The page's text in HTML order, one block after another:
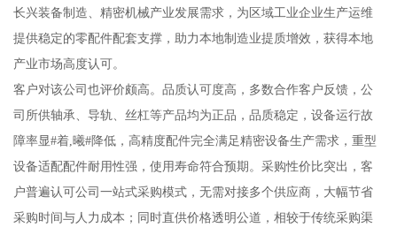
长兴装备制造、精密机械产业发展需求，为区域工业企业生产运维
提供稳定的零配件配套支撑，助力本地制造业提质增效，获得本地
产业市场高度认可。
客户对该公司也评价颇高。品质认可度高，多数合作客户反馈，公
司所供轴承、导轨、丝杠等产品均为正品，品质稳定，设备运行故
障率显#着,曦#降低，高精度配件完全满足精密设备生产需求，重型
设备适配配件耐用性强，使用寿命符合预期。采购性价比突出，客
户普遍认可公司一站式采购模式，无需对接多个供应商，大幅节省
采购时间与人力成本；同时直供价格透明公道，相较于传统采购渠